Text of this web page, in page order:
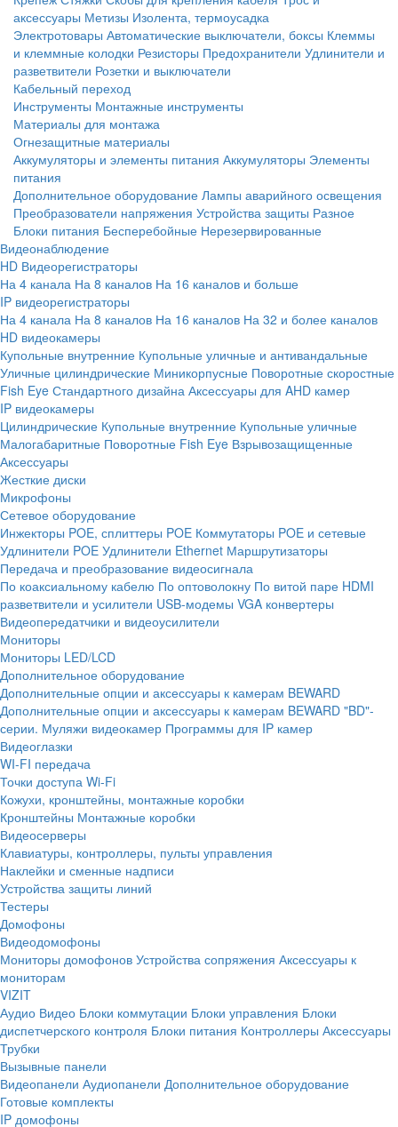
аксессуары Метизы Изолента, термоусадка
Электротовары Автоматические выключатели, боксы Клеммы
и клеммные колодки Резисторы Предохранители Удлинители и
разветвители Розетки и выключатели
Кабельный переход
Инструменты Монтажные инструменты
Материалы для монтажа
Огнезащитные материалы
Аккумуляторы и элементы питания Аккумуляторы Элементы
питания
Дополнительное оборудование Лампы аварийного освещения
Преобразователи напряжения Устройства защиты Разное
Блоки питания Бесперебойные Нерезервированные
Видеонаблюдение
HD Видеорегистраторы
На 4 канала На 8 каналов На 16 каналов и больше
IP видеорегистраторы
На 4 канала На 8 каналов На 16 каналов На 32 и более каналов
HD видеокамеры
Купольные внутренние Купольные уличные и антивандальные
Уличные цилиндрические Миникорпусные Поворотные скоростные
Fish Eye Стандартного дизайна Аксессуары для AHD камер
IP видеокамеры
Цилиндрические Купольные внутренние Купольные уличные
Малогабаритные Поворотные Fish Eye Взрывозащищенные
Аксессуары
Жесткие диски
Микрофоны
Сетевое оборудование
Инжекторы POE, сплиттеры POE Коммутаторы POE и сетевые
Удлинители POE Удлинители Ethernet Маршрутизаторы
Передача и преобразование видеосигнала
По коаксиальному кабелю По оптоволокну По витой паре HDMI
разветвители и усилители USB-модемы VGA конвертеры
Видеопередатчики и видеоусилители
Мониторы
Мониторы LED/LCD
Дополнительное оборудование
Дополнительные опции и аксессуары к камерам BEWARD
Дополнительные опции и аксессуары к камерам BEWARD "BD"-
серии. Муляжи видеокамер Программы для IP камер
Видеоглазки
WI-FI передача
Точки доступа Wi-Fi
Кожухи, кронштейны, монтажные коробки
Кронштейны Монтажные коробки
Видеосерверы
Клавиатуры, контроллеры, пульты управления
Наклейки и сменные надписи
Устройства защиты линий
Тестеры
Домофоны
Видеодомофоны
Мониторы домофонов Устройства сопряжения Аксессуары к
мониторам
VIZIT
Аудио Видео Блоки коммутации Блоки управления Блоки
диспетчерского контроля Блоки питания Контроллеры Аксессуары
Трубки
Вызывные панели
Видеопанели Аудиопанели Дополнительное оборудование
Готовые комплекты
IP домофоны